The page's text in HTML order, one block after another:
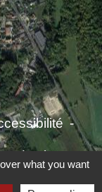
-
du site -
what you want